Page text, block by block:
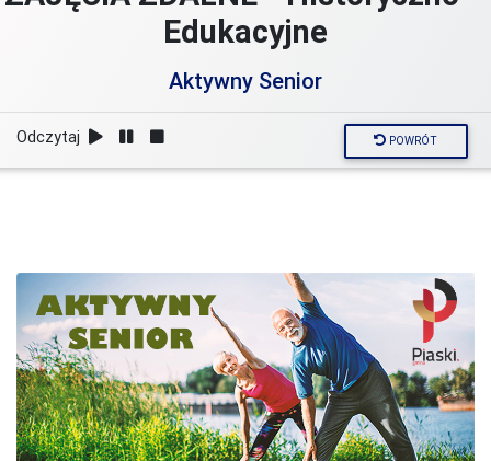
Edukacyjne
Aktywny Senior
Odczytaj POWRÓT